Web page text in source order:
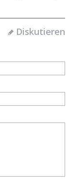
Diskutieren